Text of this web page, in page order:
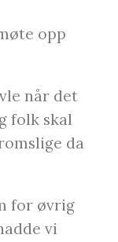
opp
når det
folk skal
da
for øvrig
vi